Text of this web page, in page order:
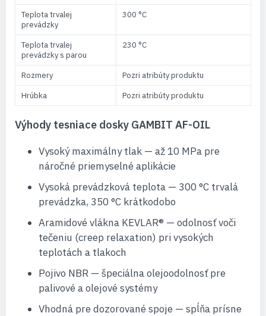
Teplota trvalej
prevádzky
300 °C
Teplota trvalej
prevádzky s parou
230 °C
Rozmery
Pozri atribúty produktu
Hrúbka
Pozri atribúty produktu
Výhody tesniace dosky GAMBIT AF-OIL
Vysoký maximálny tlak — až 10 MPa pre
náročné priemyselné aplikácie
Vysoká prevádzková teplota — 300 °C trvalá
prevádzka, 350 °C krátkodobo
Aramidové vlákna KEVLAR® — odolnosť voči
tečeniu (creep relaxation) pri vysokých
teplotách a tlakoch
Pojivo NBR — špeciálna olejoodolnosť pre
palivové a olejové systémy
Vhodná pre dozorované spoje — spĺňa prísne